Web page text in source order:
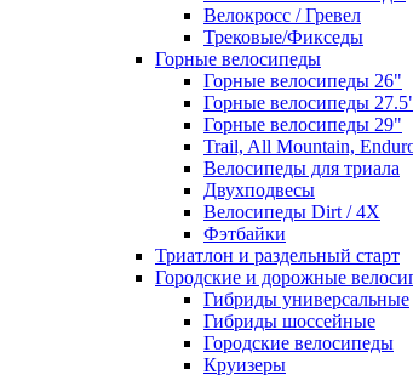
Велокросс / Гревел
Трековые/Фикседы
Горные велосипеды
Горные велосипеды 26"
Горные велосипеды
Горные велосипеды 29"
Trail, All Mountain,
Велосипеды для триала
Двухподвесы
Велосипеды Dirt / 4X
Фэтбайки
Триатлон и раздельный старт
Городские и дорожные
Гибриды универсальные
Гибриды шоссейные
Городские велосипеды
Круизеры